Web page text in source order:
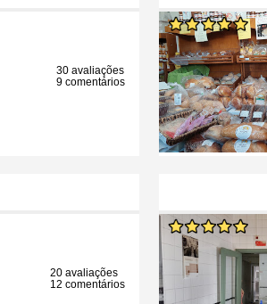
30 avaliações
9 comentários
20 avaliações
12 comentários